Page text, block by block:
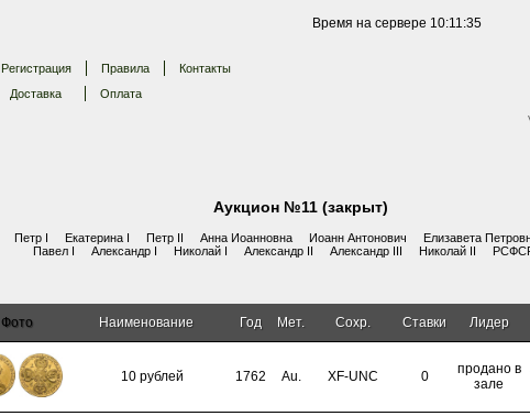
Регистрация Правила
Контакты
Доставка Оплата
Время на сервере 10:11:35
Аукцион №11 (закрыт)
Петр I Екатерина I Петр II Анна Иоанновна Иоанн Антонович Елизавета
Павел I
Александр I Николай I Александр II Александр III Николай II
Фото Наименование Год Мет. Сохр. Ставки Лидер
10 рублей 1762 Au. XF-UNC 0
продано в
зале